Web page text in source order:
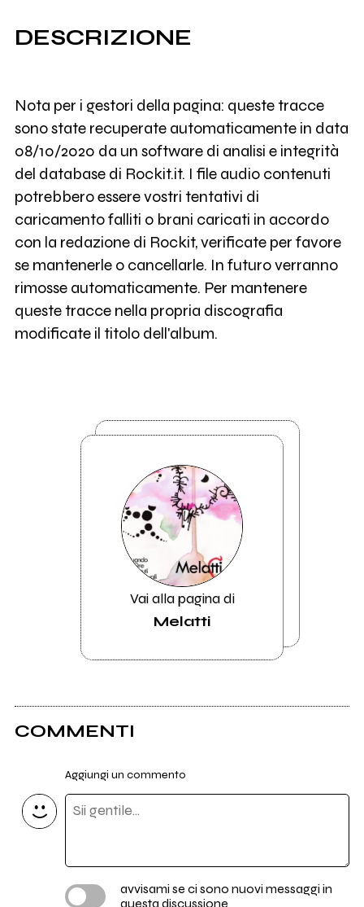
DESCRIZIONE
Nota per i gestori della pagina: queste tracce
sono state recuperate automaticamente in data
08/10/2020 da un software di analisi e integrità
del database di Rockit.it. I file audio contenuti
potrebbero essere vostri tentativi di
caricamento falliti o brani caricati in accordo
con la redazione di Rockit, verificate per favore
se mantenerle o cancellarle. In futuro verranno
rimosse automaticamente. Per mantenere
queste tracce nella propria discografia
modificate il titolo dell'album.
Vai alla pagina di
Melatti
COMMENTI
Aggiungi un commento
avvisami se ci sono nuovi messaggi in
questa discussione